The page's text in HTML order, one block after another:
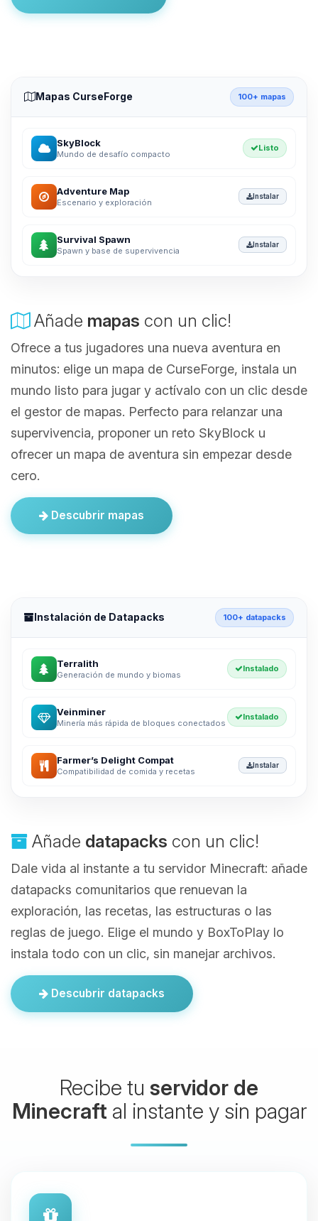
Mapas CurseForge 100+ mapas
SkyBlock
Mundo de desafío compacto
Listo
Adventure Map
Escenario y exploración
Instalar
Survival Spawn
Spawn y base de supervivencia
Instalar
Añade mapas con un clic!
Ofrece a tus jugadores una nueva aventura en
minutos: elige un mapa de CurseForge, instala un
mundo listo para jugar y actívalo con un clic desde
el gestor de mapas. Perfecto para relanzar una
supervivencia, proponer un reto SkyBlock u
ofrecer un mapa de aventura sin empezar desde
cero.
Descubrir mapas
Instalación de Datapacks 100+ datapacks
Terralith
Generación de mundo y biomas
Instalado
Veinminer
Minería más rápida de bloques conectados
Instalado
Farmer’s Delight Compat
Compatibilidad de comida y recetas
Instalar
Añade datapacks con un clic!
Dale vida al instante a tu servidor Minecraft: añade
datapacks comunitarios que renuevan la
exploración, las recetas, las estructuras o las
reglas de juego. Elige el mundo y BoxToPlay lo
instala todo con un clic, sin manejar archivos.
Descubrir datapacks
Recibe tu servidor de
Minecraft al instante y sin pagar